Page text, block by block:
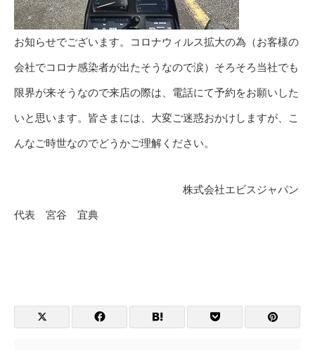
お知らせでございます。コロナウィルス拡大の為（お客様の
会社でコロナ感染者が出たそうなので涙）そろそろ当社でも
限界が来そうなので来店の際は、電話にて予約をお願いした
いと思います。皆さまには、大変ご迷惑おかけしますが、こ
んなご時世なのでどうかご理解ください。
株式会社エビスジャパン
代表 宮谷 宜典